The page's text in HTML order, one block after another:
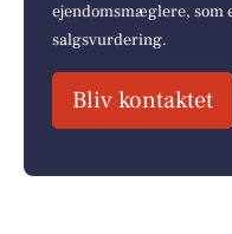
ejendomsmæglere, som
salgsvurdering.
Bliv kontaktet